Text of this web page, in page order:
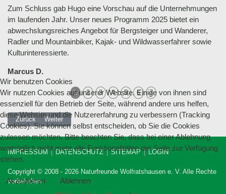
Zum Schluss gab Hugo eine Vorschau auf die Unternehmungen
im laufenden Jahr. Unser neues Programm 2025 bietet ein
abwechslungsreiches Angebot für Bergsteiger und Wanderer,
Radler und Mountainbiker, Kajak- und Wildwasserfahrer sowie
Kulturinteressierte.
Marcus D.
1 2 3 4 5 6 7
Vorheriger Beitrag: 19.07.2025 Sommerfest der NaturFreunde
Zurück Nächster Beitrag: 12.03.2025 Isartalverein e.V. trifft
Weiter
IMPRESSUM DATENSCHUTZ SITEMAP LOGIN
Copyright © 2008 - 2026 Naturfreunde Wolfratshausen e. V. Alle Rechte
vorbehalten.
Wir benutzen Cookies
Wir nutzen Cookies auf unserer Website. Einige von ihnen sind
essenziell für den Betrieb der Seite, während andere uns helfen,
diese Website und die Nutzererfahrung zu verbessern (Tracking
Cookies). Sie können selbst entscheiden, ob Sie die Cookies
zulassen möchten. Bitte beachten Sie, dass bei einer Ablehnung
womöglich nicht mehr alle Funktionalitäten der Seite zur Verfügung
stehen.
Akzeptieren
Ablehnen